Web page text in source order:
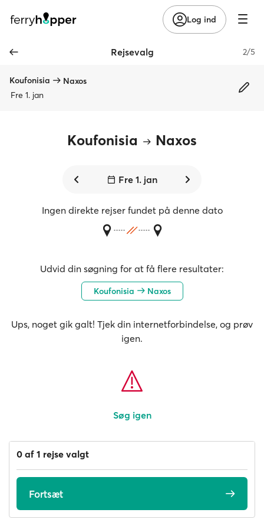
Log ind
Rejsevalg 2/5
Koufonisia
Naxos
Fre 1. jan
Koufonisia Naxos
Fre 1. jan
Ingen direkte rejser fundet på denne dato
Udvid din søgning for at få flere resultater:
Koufonisia Naxos
Ups, noget gik galt! Tjek din internetforbindelse, og prøv
igen.
Søg igen
0 af 1 rejse valgt
Fortsæt